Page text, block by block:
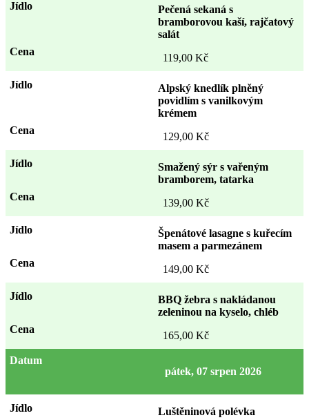
Pečená sekaná s
bramborovou kaší, rajčatový
salát
119,00 Kč
Alpský knedlík plněný
povidlím s vanilkovým
krémem
129,00 Kč
Smažený sýr s vařeným
bramborem, tatarka
139,00 Kč
Špenátové lasagne s kuřecím
masem a parmezánem
149,00 Kč
BBQ žebra s nakládanou
zeleninou na kyselo, chléb
165,00 Kč
pátek, 07 srpen 2026
Luštěninová polévka